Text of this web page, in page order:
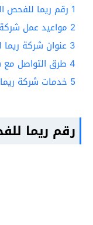
1 رقم ريما للفحص
2 مواعيد عمل
3 عنوان شركة
4 طرق التواصل
5 خدمات شركة
رقم ريما